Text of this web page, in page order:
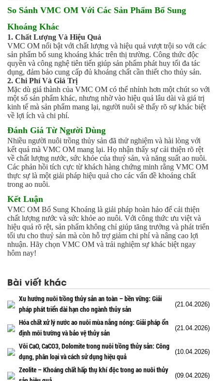
So Sánh VMC OM Với Các Sản Phẩm Bổ Sung
Khoáng Khác
1. Chất Lượng Và Hiệu Quả
VMC OM nổi bật với chất lượng và hiệu quả vượt trội so với các
sản phẩm bổ sung khoáng khác trên thị trường. Công thức độc
quyền và công nghệ tiên tiến giúp sản phẩm phát huy tối đa tác
dụng, đảm bảo cung cấp đủ khoáng chất cần thiết cho thủy sản.
2. Chi Phí Và Giá Trị
Mặc dù giá thành của VMC OM có thể nhỉnh hơn một chút so với
một số sản phẩm khác, nhưng nhờ vào hiệu quả lâu dài và giá trị
kinh tế mà sản phẩm mang lại, người nuôi sẽ thấy rõ sự khác biệt
về lợi ích và chi phí.
Đánh Giá Từ Người Dùng
Nhiều người nuôi trồng thủy sản đã thử nghiệm và hài lòng với
kết quả mà VMC OM mang lại. Họ nhận thấy sự cải thiện rõ rệt
về chất lượng nước, sức khỏe của thuỷ sản, và năng suất ao nuôi.
Các phản hồi tích cực từ khách hàng chứng minh rằng VMC OM
thực sự là một giải pháp hiệu quả cho các vấn đề khoáng chất
trong ao nuôi.
Kết Luận
VMC OM Bổ Sung Khoáng là giải pháp hoàn hảo để cải thiện
chất lượng nước và sức khỏe ao nuôi. Với công thức ưu việt và
hiệu quả rõ rệt, sản phẩm không chỉ giúp tăng trưởng và phát triển
tối ưu cho thuỷ sản mà còn hỗ trợ giảm chi phí và nâng cao lợi
nhuận. Hãy chọn VMC OM và trải nghiệm sự khác biệt ngay
hôm nay!
Bài viết khác
Xu hướng nuôi trồng thủy sản an toàn – bền vững: Giải
pháp phát triển dài hạn cho ngành thủy sản
(21.04.2026)
Hóa chất xử lý nước ao nuôi mùa nắng nóng: Giải pháp ổn
định môi trường và bảo vệ thủy sản
(21.04.2026)
Vôi CaO, CaCO3, Dolomite trong nuôi trồng thủy sản: Công
dụng, phân loại và cách sử dụng hiệu quả
(10.04.2026)
Zeolite – Khoáng chất hấp thụ khí độc trong ao nuôi thủy
(09.04.2026)